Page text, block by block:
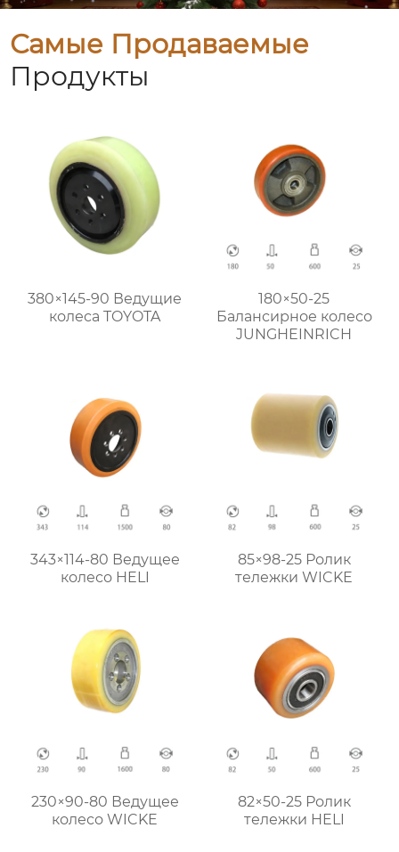
Самые Продаваемые
Продукты
380×145-90 Ведущие
колеса TOYOTA
180×50-25
Балансирное колесо
JUNGHEINRICH
343×114-80 Ведущее
колесо HELI
85×98-25 Ролик
тележки WICKE
230×90-80 Ведущее
колесо WICKE
82×50-25 Ролик
тележки HELI